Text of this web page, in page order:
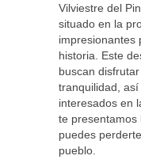
Vilviestre del
situado en la
impresionantes
historia. Este
buscan
tranquilidad,
interesados en
te presentamos
puedes
pueblo.